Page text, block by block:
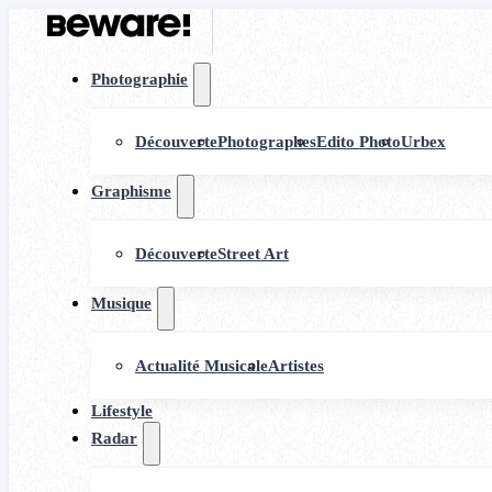
Photographie
DécouvertePhotographesEdito PhotoUrbex
Graphisme
DécouverteStreet Art
Musique
Actualité MusicaleArtistes
Lifestyle
Radar